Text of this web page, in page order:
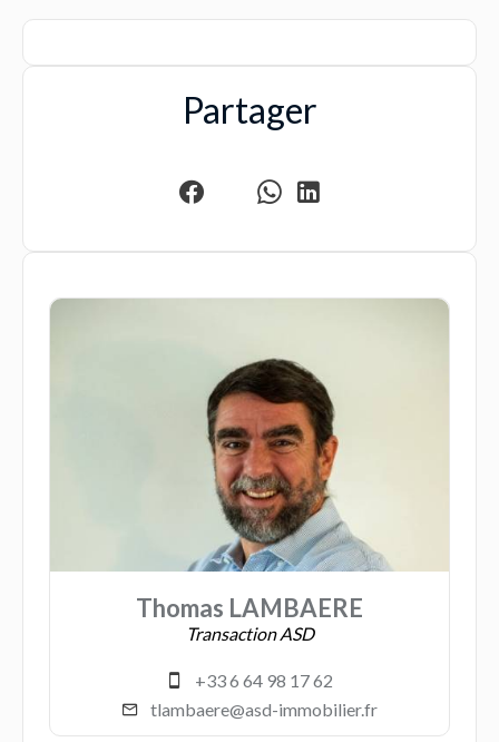
Partager
Thomas LAMBAERE
Transaction ASD
+33 6 64 98 17 62
tlambaere@asd-immobilier.fr